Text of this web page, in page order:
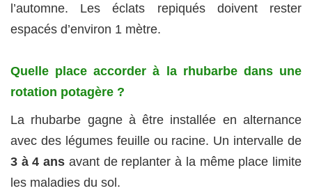
l’automne. Les éclats repiqués doivent rester
espacés d’environ 1 mètre.
Quelle place accorder à la rhubarbe dans une
rotation potagère ?
La rhubarbe gagne à être installée en alternance
avec des légumes feuille ou racine. Un intervalle de
3 à 4 ans avant de replanter à la même place limite
les maladies du sol.